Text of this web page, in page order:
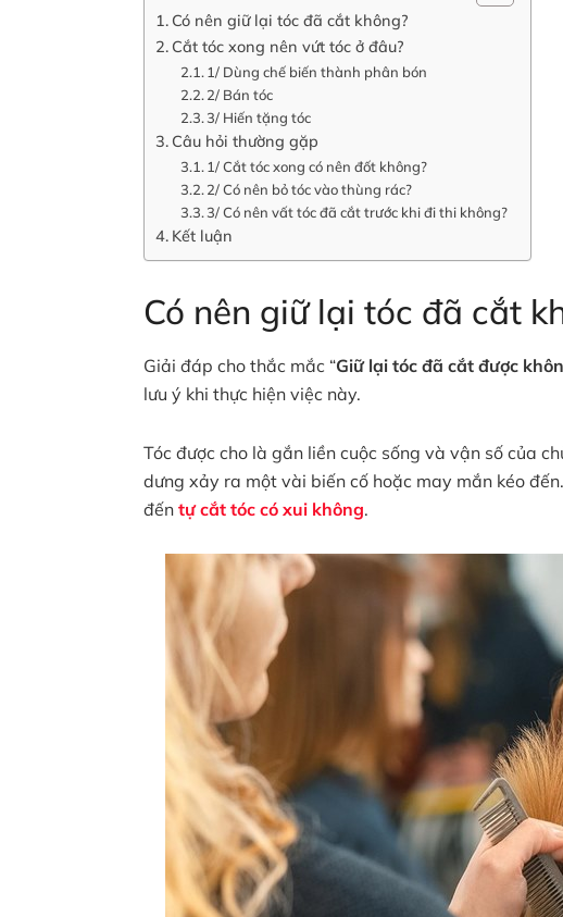
Có nên giữ lại tóc đã cắt không?
Cắt tóc xong nên vứt tóc ở đâu?
1/ Dùng chế biến thành phân bón
2/ Bán tóc
3/ Hiến tặng tóc
Câu hỏi thường gặp
1/ Cắt tóc xong có nên đốt không?
2/ Có nên bỏ tóc vào thùng rác?
3/ Có nên vất tóc đã cắt trước khi đi thi không?
Kết luận
Có nên giữ lại tóc đã cắt
Giải đáp cho thắc mắc “Giữ lại tóc đã cắt được
lưu ý khi thực hiện việc này.
Tóc được cho là gắn liền cuộc sống và vận số của
dưng xảy ra một vài biến cố hoặc may mắn kéo
đến tự cắt tóc có xui không.